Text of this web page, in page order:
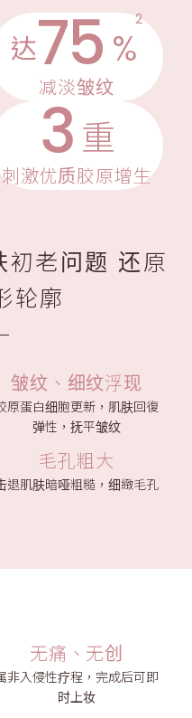
达75 %
2
减淡皱纹
3 重
刺激优质胶原增生
初老问题 还原
轮廓
皱纹、细纹浮现
原蛋白细胞更新，肌肤回復
弹性，抚平皱纹
毛孔粗大
退肌肤暗哑粗糙，细緻毛孔
无痛、无创
非入侵性疗程，完成后可即
时上妆